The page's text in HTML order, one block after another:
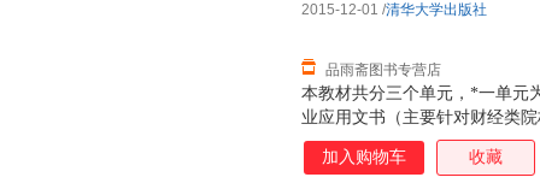
北京时代华文书局
安徽人民出版社
安徽教
开明出版社
教育科
气象出版社
浙江文
本教材共分三个单元，*一单元
业应用文书（主要针对财经类
使用)。本教材涵盖了应用文文
式、要素、写法等，还设计了
品雨斋图书专营店
2015-12-01 /清华大学出版社
加入购物车 收藏